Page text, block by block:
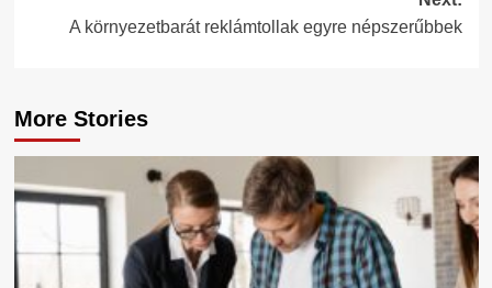
A környezetbarát reklámtollak egyre népszerűbbek
More Stories